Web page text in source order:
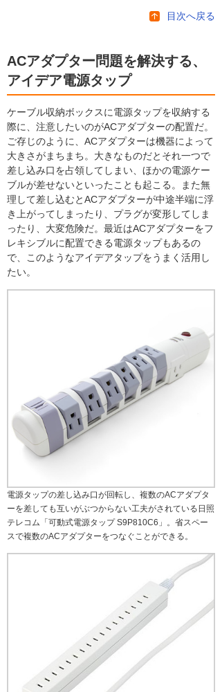
目次へ戻る
ACアダプター問題を解決する、
アイデア電源タップ
ケーブル収納ボックスに電源タップを収納する
際に、注意したいのがACアダプターの配置だ。
ご存じのように、ACアダプターは機器によって
大きさがまちまち。大きなものだとそれ一つで
差し込み口を占領してしまい、ほかの電源ケー
ブルが差せないといったことも起こる。また無
理して差し込むとACアダプターが中途半端に浮
き上がってしまったり、プラグが変形してしま
ったり、大変危険だ。最近はACアダプターをフ
レキシブルに配置できる電源タップもあるの
で、このようなアイデアタップをうまく活用し
たい。
電源タップの差し込み口が回転し、複数のACアダプタ
ーを差しても互いがぶつからない工夫がされている日照
テレコム「可動式電源タップ S9P810C6」。省スペー
スで複数のACアダプターをつなぐことができる。